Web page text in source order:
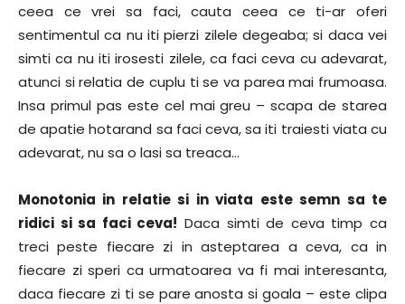
ceea ce vrei sa faci, cauta ceea ce ti-ar oferi
sentimentul ca nu iti pierzi zilele degeaba; si daca vei
simti ca nu iti irosesti zilele, ca faci ceva cu adevarat,
atunci si relatia de cuplu ti se va parea mai frumoasa.
Insa primul pas este cel mai greu – scapa de starea
de apatie hotarand sa faci ceva, sa iti traiesti viata cu
adevarat, nu sa o lasi sa treaca…
Monotonia in relatie si in viata este semn sa te
ridici si sa faci ceva! Daca simti de ceva timp ca
treci peste fiecare zi in asteptarea a ceva, ca in
fiecare zi speri ca urmatoarea va fi mai interesanta,
daca fiecare zi ti se pare anosta si goala – este clipa